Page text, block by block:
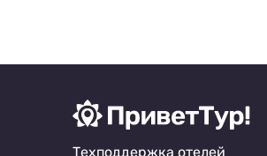
Техподдержка отелей